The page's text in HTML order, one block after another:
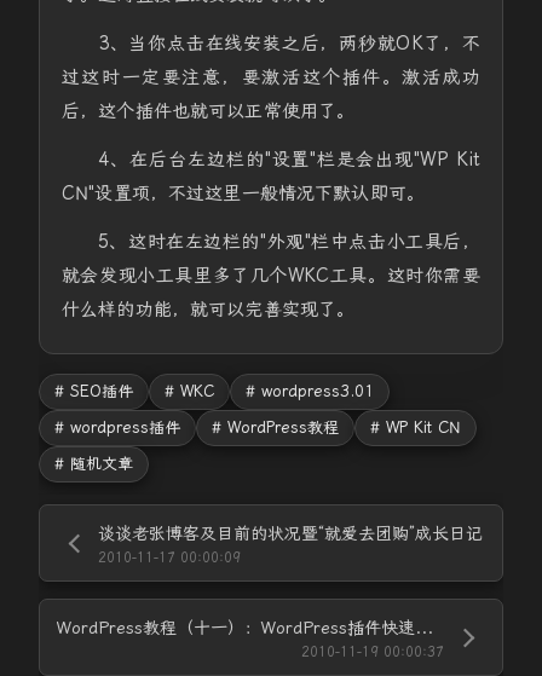
3、当你点击在线安装之后，两秒就OK了，不
过这时一定要注意，要激活这个插件。激活成功
后，这个插件也就可以正常使用了。
4、在后台左边栏的"设置"栏是会出现"WP Kit
CN"设置项，不过这里一般情况下默认即可。
5、这时在左边栏的"外观"栏中点击小工具后，
就会发现小工具里多了几个WKC工具。这时你需要
什么样的功能，就可以完善实现了。
# SEO插件 # WKC
# wordpress3.01
# wordpress插件
# WordPress教程
# WP Kit CN
# 随机文章
谈谈老张博客及目前的状况暨“就爱去团购”成长日记
2010-11-17 00:00:09
WordPress教程（十一）：WordPress插件快速安装方法暨Super Switch插件安装
2010-11-19 00:00:37